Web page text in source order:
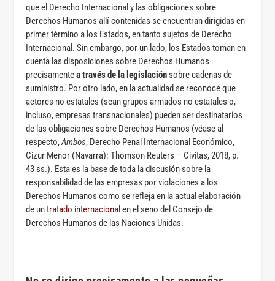
que el Derecho Internacional y las obligaciones sobre
Derechos Humanos allí contenidas se encuentran dirigidas en
primer término a los Estados, en tanto sujetos de Derecho
Internacional. Sin embargo, por un lado, los Estados toman en
cuenta las disposiciones sobre Derechos Humanos
precisamentea través de la legislaciónsobre cadenas de
suministro. Por otro lado, en la actualidad se reconoce que
actores no estatales (sean grupos armados no estatales o,
incluso, empresas transnacionales) pueden ser destinatarios
de las obligaciones sobre Derechos Humanos (véase al
respecto,Ambos, Derecho Penal Internacional Económico,
Cizur Menor (Navarra): Thomson Reuters – Civitas, 2018, p.
43 ss.). Esta es la base de toda la discusión sobre la
responsabilidad de las empresas por violaciones a los
Derechos Humanos como se refleja en la actual elaboración
de untratado internacional en el seno del Consejo de
Derechos Humanos de las Naciones Unidas.